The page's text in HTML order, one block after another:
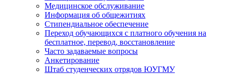
Медицинское обслуживание
Информация об общежитиях
Стипендиальное обеспечение
Переход обучающихся с платного обучения на
бесплатное, перевод, восстановление
Часто задаваемые вопросы
Анкетирование
Штаб студенческих отрядов ЮУГМУ